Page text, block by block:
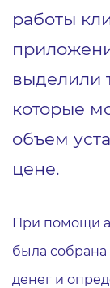
работы
выделили
которые
объем
цене.
При помощи
была
денег и